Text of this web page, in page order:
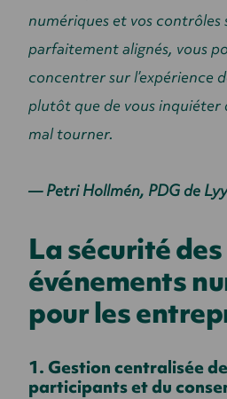
numériques et vos contrôles
parfaitement alignés, vous
concentrer sur l’expérience
plutôt que de vous inquiéter
mal tourner.
— Petri Hollmén, PDG de
La sécurité des
événements
pour les
1. Gestion centralisée
participants et du